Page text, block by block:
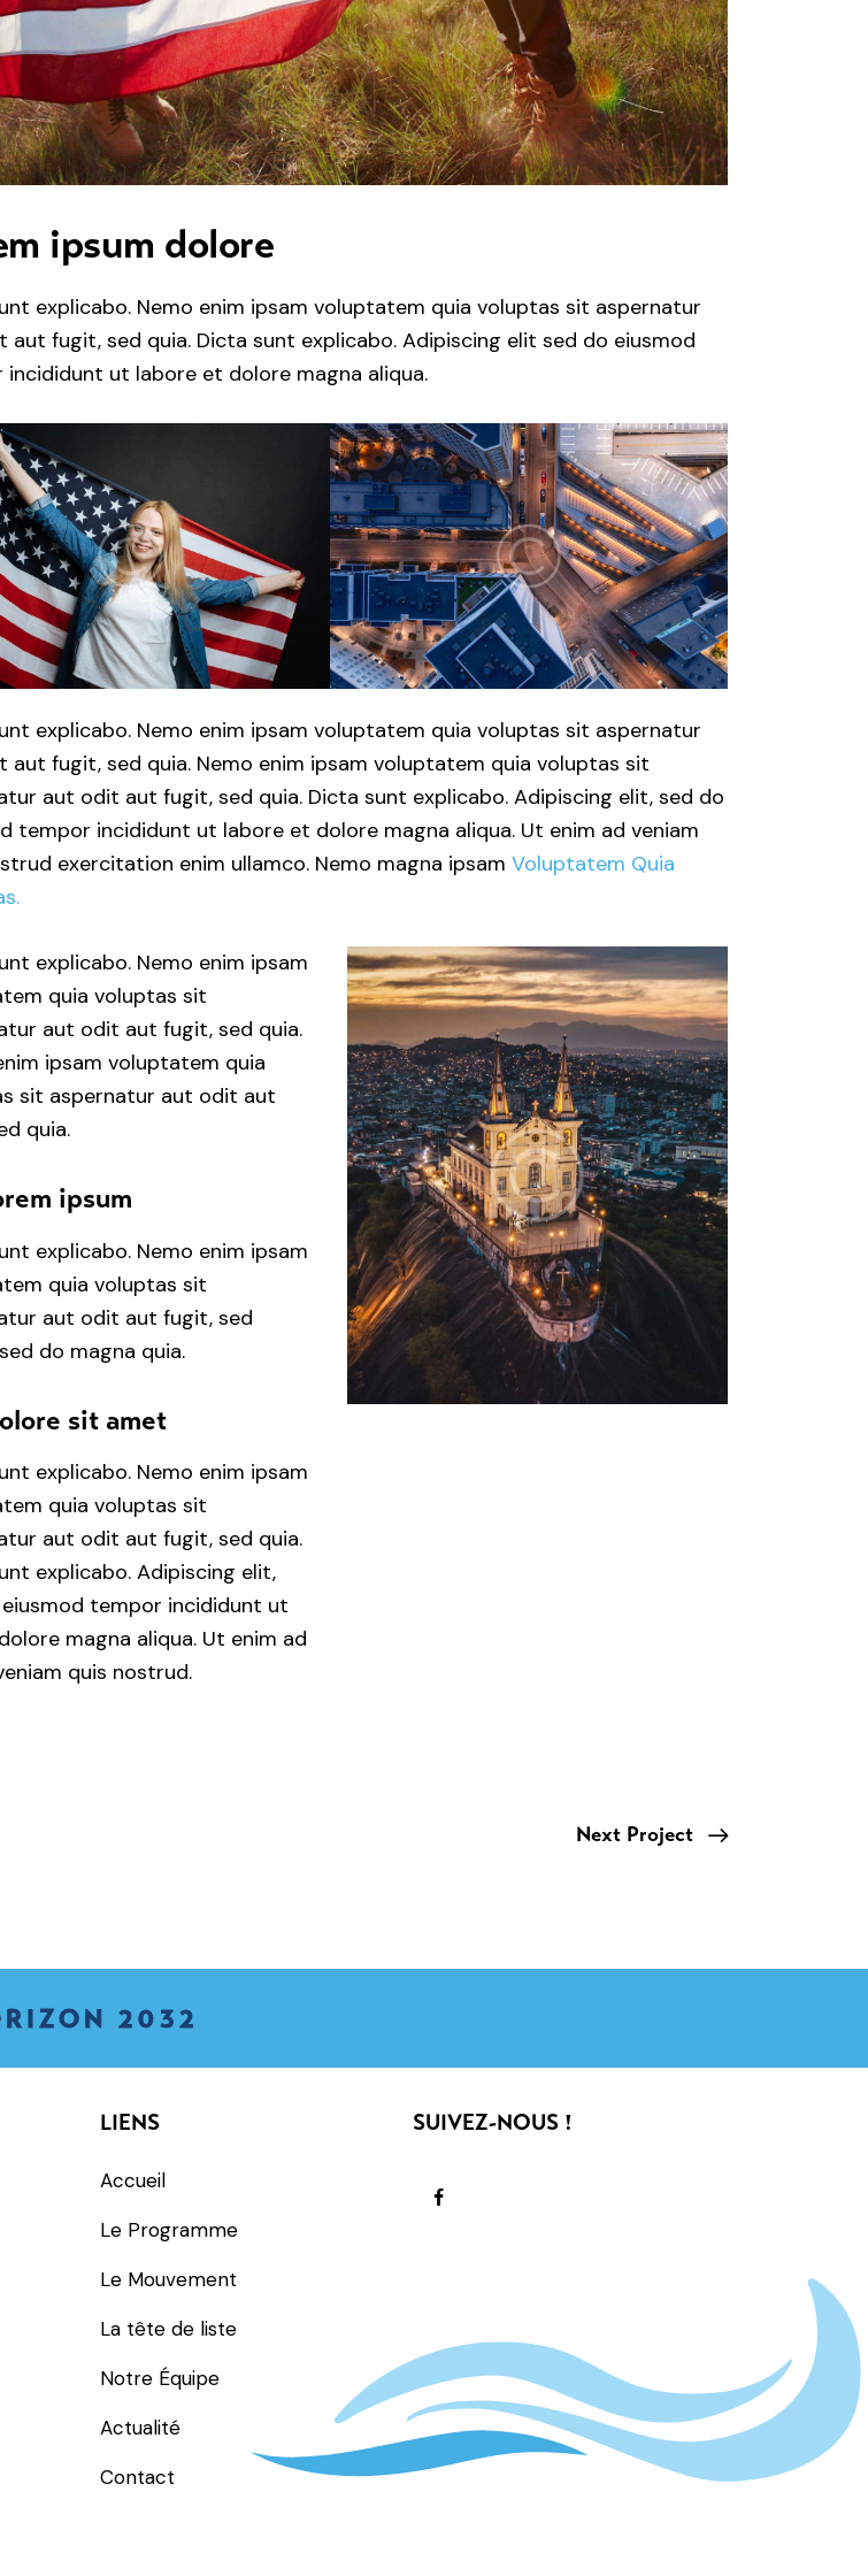
ipsum dolore
explicabo. Nemo enim ipsam voluptatem quia voluptas sit aspernatur
aut fugit, sed quia. Dicta sunt explicabo. Adipiscing elit sed do eiusmod
incididunt ut labore et dolore magna aliqua.
explicabo. Nemo enim ipsam voluptatem quia voluptas sit aspernatur
aut fugit, sed quia. Nemo enim ipsam voluptatem quia voluptas sit
aut odit aut fugit, sed quia. Dicta sunt explicabo. Adipiscing elit, sed do
tempor incididunt ut labore et dolore magna aliqua. Ut enim ad veniam
exercitation enim ullamco. Nemo magna ipsam Voluptatem Quia
explicabo. Nemo enim ipsam
quia voluptas sit
aut odit aut fugit, sed quia.
ipsam voluptatem quia
sit aspernatur aut odit aut
quia.
ipsum
explicabo. Nemo enim ipsam
quia voluptas sit
aut odit aut fugit, sed
do magna quia.
sit amet
explicabo. Nemo enim ipsam
quia voluptas sit
aut odit aut fugit, sed quia.
explicabo. Adipiscing elit,
tempor incididunt ut
magna aliqua. Ut enim ad
quis nostrud.
Next Project
2032
LIENS
Accueil
Le Programme
Le Mouvement
La tête de liste
Notre Équipe
Actualité
Contact
SUIVEZ-NOUS !